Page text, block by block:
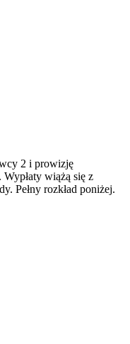
2 i prowizję
wiążą się z
Pełny rozkład poniżej.